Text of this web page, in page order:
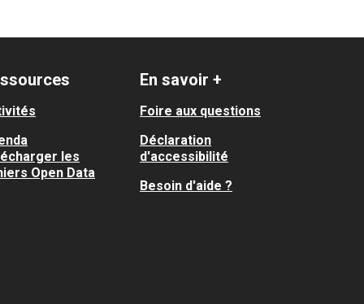
les
Open Data
En savoir +
Foire aux questions
Déclaration
d'accessibilité
Besoin d'aide ?